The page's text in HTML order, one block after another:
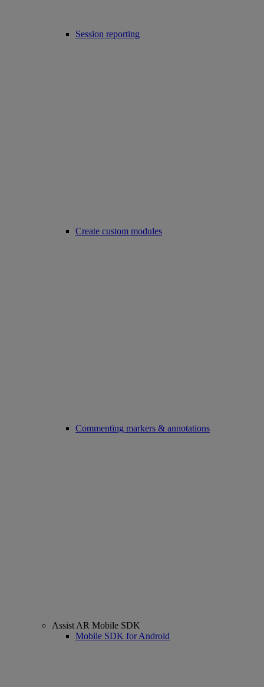
Session reporting
Create custom modules
Commenting markers & annotations
Assist AR Mobile SDK
Mobile SDK for Android